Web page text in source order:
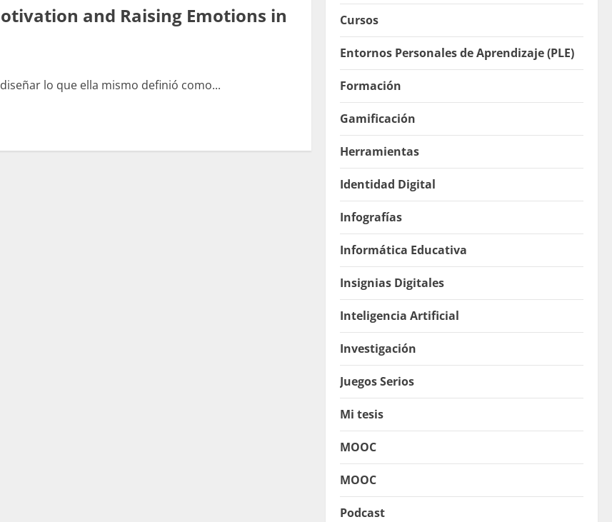
room,
learnedand Raising Emotions in
lo que ella mismo definió como...
Cursos
Entornos Personales de Aprendizaje (PLE)
Formación
Gamificación
Herramientas
Identidad Digital
Infografías
Informática Educativa
Insignias Digitales
Inteligencia Artificial
Investigación
Juegos Serios
Mi tesis
MOOC
MOOC
Podcast